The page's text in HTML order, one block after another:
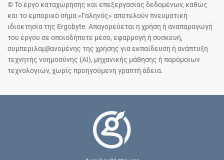
© Το έργο καταχώρησης και επεξεργασίας δεδομένων, καθώς
και το εμπορικό σήμα «Γαληνός» αποτελούν πνευματική
ιδιοκτησία της Ergobyte. Απαγορεύεται η χρήση ή αναπαραγωγή
του έργου σε οποιοδήποτε μέσο, εφαρμογή ή συσκευή,
συμπεριλαμβανομένης της χρήσης για εκπαίδευση ή ανάπτυξη
τεχνητής νοημοσύνης (AI), μηχανικής μάθησης ή παρόμοιων
τεχνολογιών, χωρίς προηγούμενη γραπτή άδεια.